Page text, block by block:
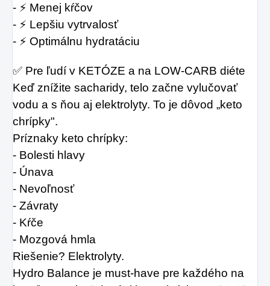
- ⚡ Menej kŕčov
- ⚡ Lepšiu vytrvalosť
- ⚡ Optimálnu hydratáciu
✅ Pre ľudí v KETÓZE a na LOW-CARB diéte
Keď znížite sacharidy, telo začne vylučovať
vodu a s ňou aj elektrolyty. To je dôvod „keto
chrípky".
Príznaky keto chrípky:
- Bolesti hlavy
- Únava
- Nevoľnosť
- Závraty
- Kŕče
- Mozgová hmla
Riešenie? Elektrolyty.
Hydro Balance je must-have pre každého na